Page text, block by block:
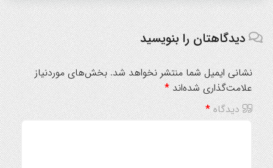
دیدگاهتان را بنویسید
نشانی ایمیل شما منتشر نخواهد شد. بخش‌های موردنیاز
علامت‌گذاری شده‌اند*
دیدگاه*